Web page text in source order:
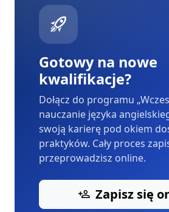
Gotowy na nowe
kwalifikacje?
Dołącz do programu
nauczanie języka
swoją karierę pod okiem
praktyków. Cały proces
przeprowadzisz online.
Zapisz się